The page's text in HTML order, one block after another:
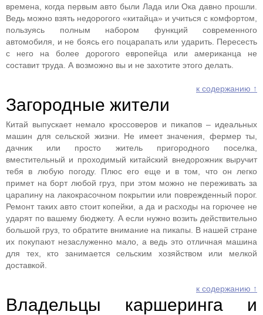
времена, когда первым авто были Лада или Ока давно прошли.
Ведь можно взять недорогого «китайца» и учиться с комфортом,
пользуясь полным набором функций современного
автомобиля, и не боясь его поцарапать или ударить. Пересесть
с него на более дорогого европейца или американца не
составит труда. А возможно вы и не захотите этого делать.
к содержанию ↑
Загородные жители
Китай выпускает немало кроссоверов и пикапов – идеальных
машин для сельской жизни. Не имеет значения, фермер ты,
дачник или просто житель пригородного поселка,
вместительный и проходимый китайский внедорожник выручит
тебя в любую погоду. Плюс его еще и в том, что он легко
примет на борт любой груз, при этом можно не переживать за
царапину на лакокрасочном покрытии или поврежденный порог.
Ремонт таких авто стоит копейки, а да и расходы на горючее не
ударят по вашему бюджету. А если нужно возить действительно
большой груз, то обратите внимание на пикапы. В нашей стране
их покупают незаслуженно мало, а ведь это отличная машина
для тех, кто занимается сельским хозяйством или мелкой
доставкой.
к содержанию ↑
Владельцы каршеринга и